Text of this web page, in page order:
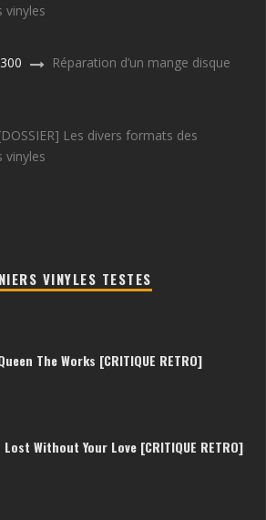
vinyles
Réparation d’un mange disque
Les divers formats des
vinyles
VINYLES TESTES
The Works [CRITIQUE RETRO]
Without Your Love [CRITIQUE RETRO]